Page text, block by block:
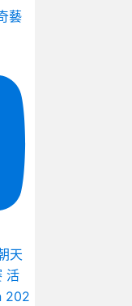
藝
天
活
202